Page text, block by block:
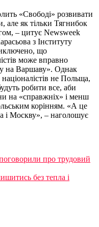
«Свободі» розвивати
але як тільки Тягнибок
– цитує Newsweek
з Інституту
що
може вправно
на Варшаву». Однак
не Польща,
робити все, аби
на «справжніх» і менш
корінням. «А це
і Москву», – наголошує
про трудовий
без тепла і